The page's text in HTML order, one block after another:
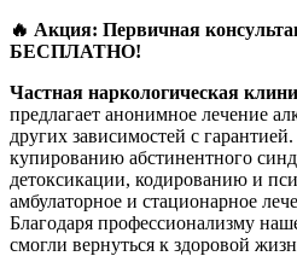
🔥 Акция: Первичная
БЕСПЛАТНО!
Частная наркологическая
предлагает анонимное лечение
других зависимостей с
купированию абстинентного
детоксикации, кодированию и
амбулаторное и стационарное
Благодаря профессионализму
смогли вернуться к здоровой